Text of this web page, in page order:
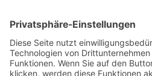
Indikation Existenzielles
Wunsch nach Sedierung,
beenden
Sedierung im Rahmen
Beatmung